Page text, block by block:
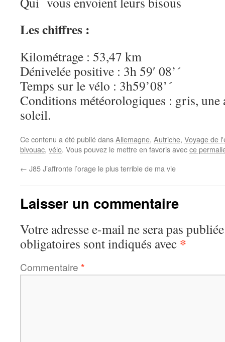
Les chiffres :
Kilométrage : 53,47 km
Dénivelée positive : 3h 59′ 08’´
Temps sur le vélo : 3h59’08’´
Conditions météorologiques : gris, une
soleil.
Ce contenu a été publié dansAllemagne, Autriche, Voyage de
bivouac, vélo. Vous pouvez le mettre en favoris avecce
← J85 J’affronte l’orage le plus terrible de ma vie
Laisser un commentaire
Votre adresse e-mail ne sera pas
obligatoires sont indiqués avec *
Commentaire *